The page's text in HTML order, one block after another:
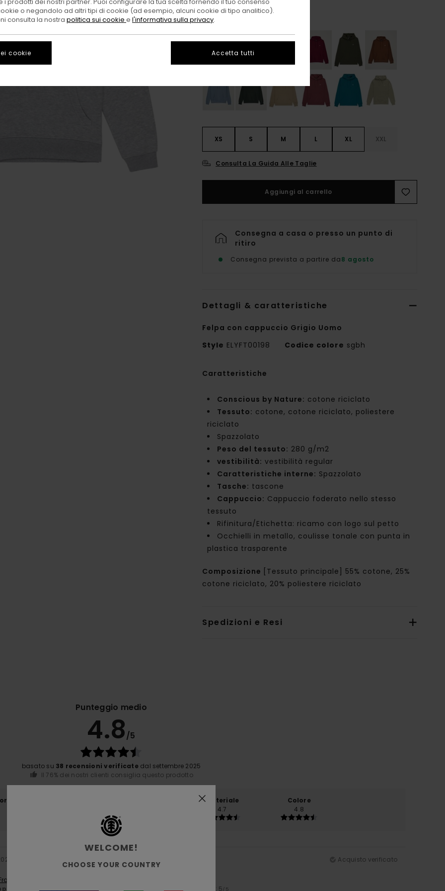
Mid Grey Heather
XS S M L XL XXL
Consulta La Guida Alle Taglie
Aggiungi al carrello
Consegna a casa o presso un punto di
ritiro
Consegna prevista a partire da8 agosto
Dettagli & caratteristiche
Felpa con cappuccio Grigio Uomo
Style ELYFT00198 Codice colore sgbh
Caratteristiche
Conscious by Nature: cotone riciclato
Tessuto: cotone, cotone riciclato, poliestere
riciclato
Spazzolato
Peso del tessuto: 280 g/m2
vestibilità: vestibilità regular
Caratteristiche interne: Spazzolato
Tasche: tascone
Cappuccio: Cappuccio foderato nello stesso
tessuto
Rifinitura/Etichetta: ricamo con logo sul petto
Occhielli in metallo, coulisse tonale con punta in
plastica trasparente
Composizione [Tessuto principale] 55% cotone, 25%
cotone riciclato, 20% poliestere riciclato
Spedizioni e Resi
Punteggio medio
4.8/5
basato su 38 recensioni verificatedal settembre 2025
Il 76% dei nostri clienti consiglia questo prodotto
qualità-prezzo
Troppo piccolo
Materiale
4.7
Colore
4.8
Acquisto verificato
qualità-prezzo: 5/5 Taglia : GrandeMateriale: 5 : 5/5
WELCOME!
CHOOSE YOUR COUNTRY
o negandolo ad altri tipi di cookie (ad esempio, alcuni cookie di tipo analitico).
consulta la nostra politica sui cookie e l'informativa sulla privacy.
cookie Accetta tutti